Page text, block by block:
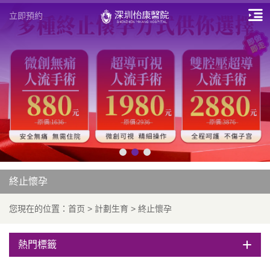
立即預約
終止懷孕
您現在的位置： 首页 > 計劃生育 > 終止懷孕
熱門標籤